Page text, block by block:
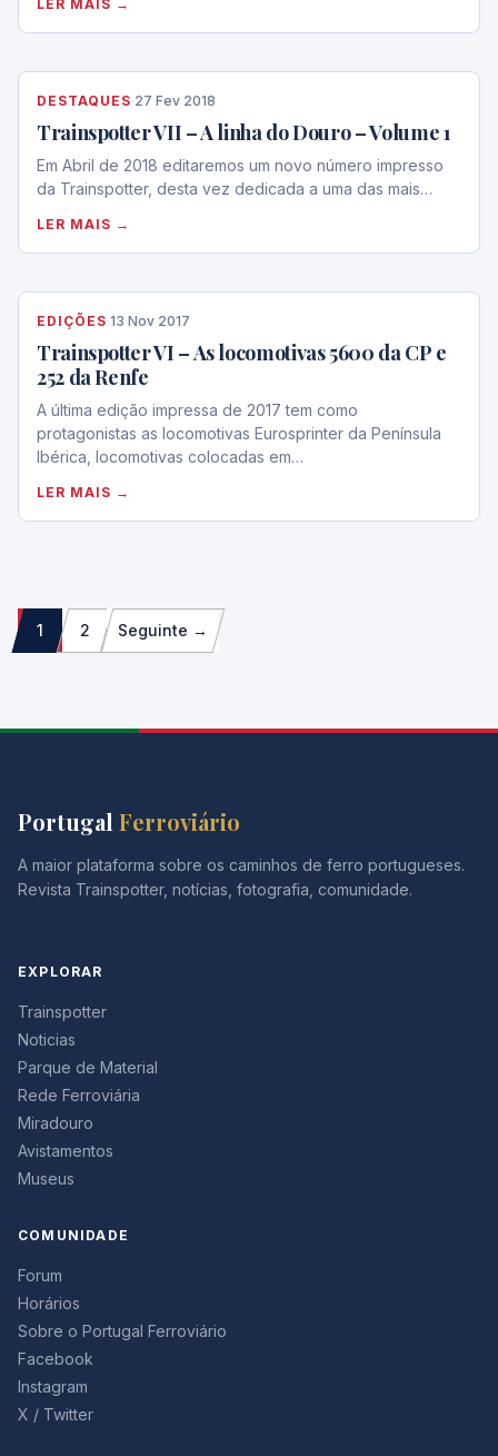
LER MAIS →
DESTAQUES·27 Fev 2018
Trainspotter VII – A linha do Douro – Volume 1
Em Abril de 2018 editaremos um novo número impresso
da Trainspotter, desta vez dedicada a uma das mais…
LER MAIS →
EDIÇÕES·13 Nov 2017
Trainspotter VI – As locomotivas 5600 da CP e
252 da Renfe
A última edição impressa de 2017 tem como
protagonistas as locomotivas Eurosprinter da Península
Ibérica, locomotivas colocadas em…
LER MAIS →
Paginação
dos
1 2 Seguinte →
Portugal Ferroviário
A maior plataforma sobre os caminhos de ferro portugueses.
Revista Trainspotter, notícias, fotografia, comunidade.
EXPLORAR
Trainspotter
Noticias
Parque de Material
Rede Ferroviária
Miradouro
Avistamentos
Museus
COMUNIDADE
Forum
Horários
Sobre o Portugal Ferroviário
Facebook
Instagram
X / Twitter